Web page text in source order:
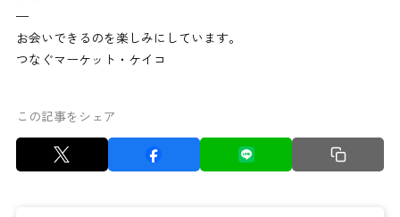
—
お会いできるのを楽しみにしています。
つなぐマーケット・ケイコ
この記事をシェア